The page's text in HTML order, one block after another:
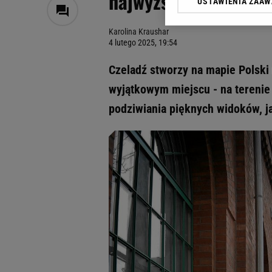
Karolina Kraushar
4 lutego 2025, 19:54
Czeladź stworzy na mapie
wyjątkowym miejscu - na
podziwiania pięknych widoków,
Klikając „Akceptuję”
My, nasi Zaufani
Użycie dokładnych
Przechowywanie